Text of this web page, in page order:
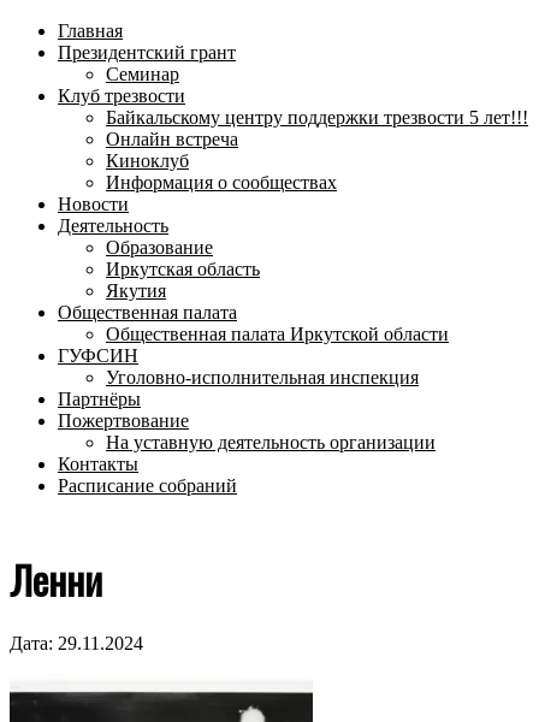
меню
Главная
Президентский грант
Семинар
Клуб трезвости
Байкальскому центру поддержки трезвости 5 лет!!!
Онлайн встреча
Киноклуб
Информация о сообществах
Новости
Деятельность
Образование
Иркутская область
Якутия
Общественная палата
Общественная палата Иркутской области
ГУФСИН
Уголовно-исполнительная инспекция
Партнёры
Пожертвование
На уставную деятельность организации
Контакты
Расписание собраний
Ленни
Дата: 29.11.2024